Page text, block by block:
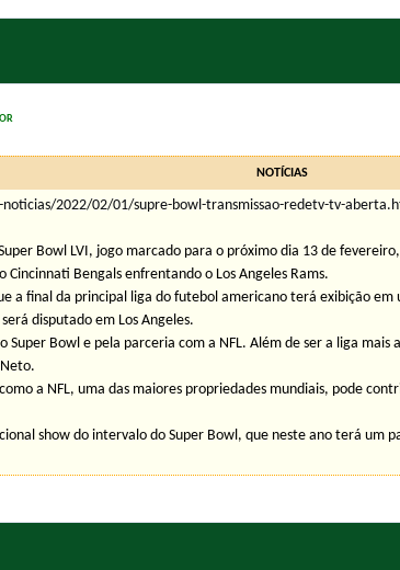
NOTÍCIAS
2022/02/01/supre-bowl-transmissao-redetv-tv-
Bowl LVI, jogo marcado para o próximo dia 13 de
Bengals enfrentando o Los Angeles Rams.
a final da principal liga do futebol americano terá exibição em
disputado em Los Angeles.
Bowl e pela parceria com a NFL. Além de ser a liga mais
a NFL, uma das maiores propriedades mundiais, pode
show do intervalo do Super Bowl, que neste ano terá um